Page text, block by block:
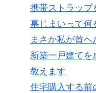
携帯ストラップ
墓じまいって何
まさか私が首ヘ
新築一戸建てを
教えます
住宅購入する前